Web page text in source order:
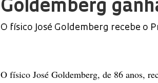
Goldemberg
O físico José Goldemberg recebe o
O físico José Goldemberg, de 86 anos,